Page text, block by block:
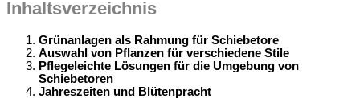
Inhaltsverzeichnis
Grünanlagen als Rahmung für Schiebetore
Auswahl von Pflanzen für verschiedene Stile
Pflegeleichte Lösungen für die Umgebung von
Schiebetoren
Jahreszeiten und Blütenpracht